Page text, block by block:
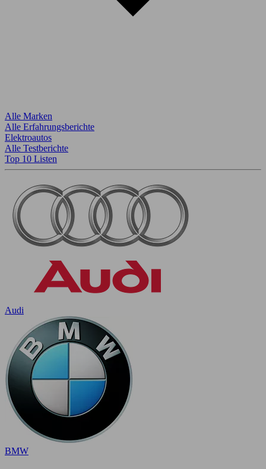
Alle Marken
Alle Erfahrungsberichte
Elektroautos
Alle Testberichte
Top 10 Listen
Audi
BMW